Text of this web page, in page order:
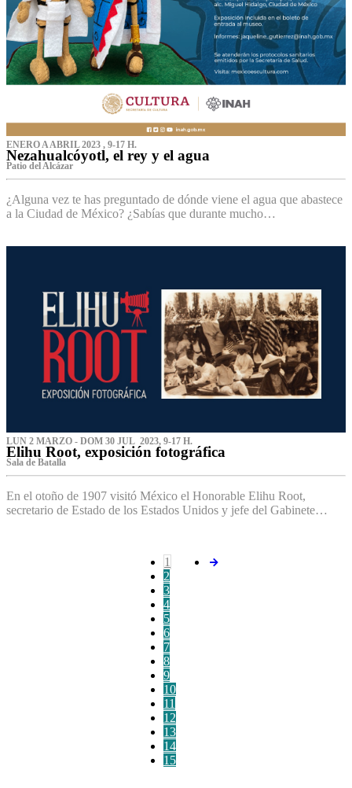
ENERO A ABRIL 2023 , 9-17 H.
Nezahualcóyotl, el rey y el agua
Patio del Alcázar
¿Alguna vez te has preguntado de dónde viene el agua que abastece
a la Ciudad de México? ¿Sabías que durante mucho…
LUN 2 MARZO - DOM 30 JUL 2023, 9-17 H.
Elihu Root, exposición fotográfica
Sala de Batalla
En el otoño de 1907 visitó México el Honorable Elihu Root,
secretario de Estado de los Estados Unidos y jefe del Gabinete…
1
2
3
4
5
6
7
8
9
10
11
12
13
14
15